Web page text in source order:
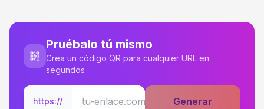
Pruébalo tú mismo
Crea un código QR para cualquier URL en
segundos
https:// Generar